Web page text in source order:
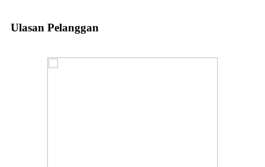
Ulasan Pelanggan